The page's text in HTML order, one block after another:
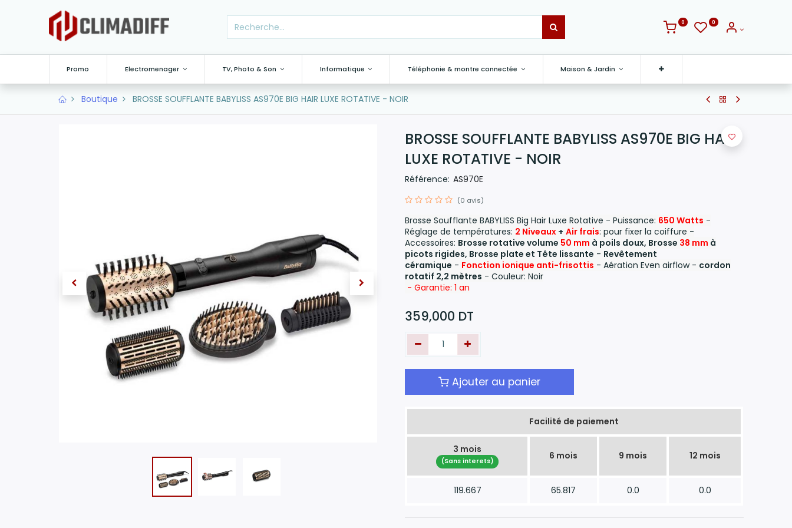
0 0
Promo Electromenager TV, Photo & Son Informatique Téléphonie & montre connectée Maison & Jardin
Boutique BROSSE SOUFFLANTE BABYLISS AS970E BIG HAIR LUXE ROTATIVE - NOIR
BROSSE SOUFFLANTE BABYLISS AS970E BIG HAIR
LUXE ROTATIVE - NOIR
Référence: AS970E
(0 avis)
Brosse Soufflante BABYLISS Big Hair Luxe Rotative - Puissance: 650 Watts -
Réglage de températures: 2 Niveaux + Air frais: pour fixer la coiffure -
Accessoires: Brosse rotative volume 50 mm à poils doux, Brosse 38 mm à
picots rigides, Brosse plate et Tête lissante - Revêtement
céramique - Fonction ionique anti-frisottis - Aération Even airflow - cordon
rotatif 2,2 mètres - Couleur: Noir
- Garantie: 1 an
359,000 DT
Ajouter au panier
Facilité de paiement
3 mois
(Sans interets) 6 mois 9 mois 12 mois
119.667 65.817 0.0 0.0